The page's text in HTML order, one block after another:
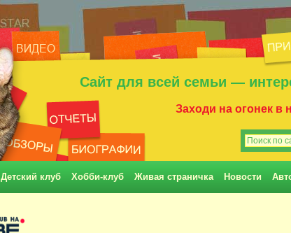
Сайт для всей семьи —
Заходи на огонек в
Детский клуб Хобби-клуб Живая страничка Новости